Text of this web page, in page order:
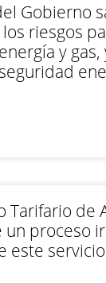
Gobierno
riesgos
y gas,
Tarifario de
un proceso
este